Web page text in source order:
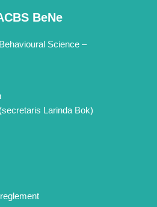
BeNe
Science –
Larinda Bok)